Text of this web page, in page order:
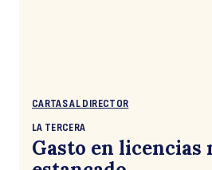
CARTAS AL DIRECTOR
LA TERCERA
Gasto en licencias